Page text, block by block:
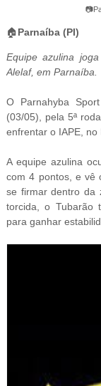
🏠Parnaíba (PI)
Equipe azulina
Alelaf, em Parnaíba.
O Parnahyba
(03/05), pela 5ª
enfrentar o IAPE, no
A equipe azulina
com 4 pontos, e vê
se firmar dentro da
torcida, o Tubarão
para ganhar